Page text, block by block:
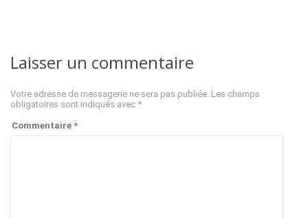
Laisser un commentaire
Votre adresse de messagerie ne sera pas publiée. Les champs
obligatoires sont indiqués avec *
Commentaire *